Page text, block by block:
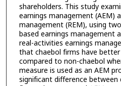
shareholders. This study
earnings management (AEM)
management (REM), using
based earnings management
real-activities earnings
that chaebol firms have
compared to non-chaebol
measure is used as an AEM
significant difference between